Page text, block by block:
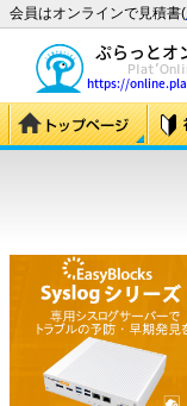
会員はオンラインで見積書(